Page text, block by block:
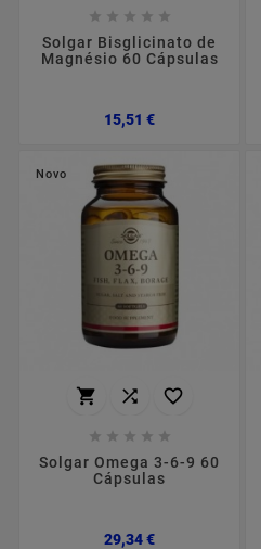
    
Solgar Bisglicinato de
Magnésio 60 Cápsulas
15,51 €Preço
Novo
  
    
Solgar Omega 3-6-9 60
Cápsulas
29,34 €Preço